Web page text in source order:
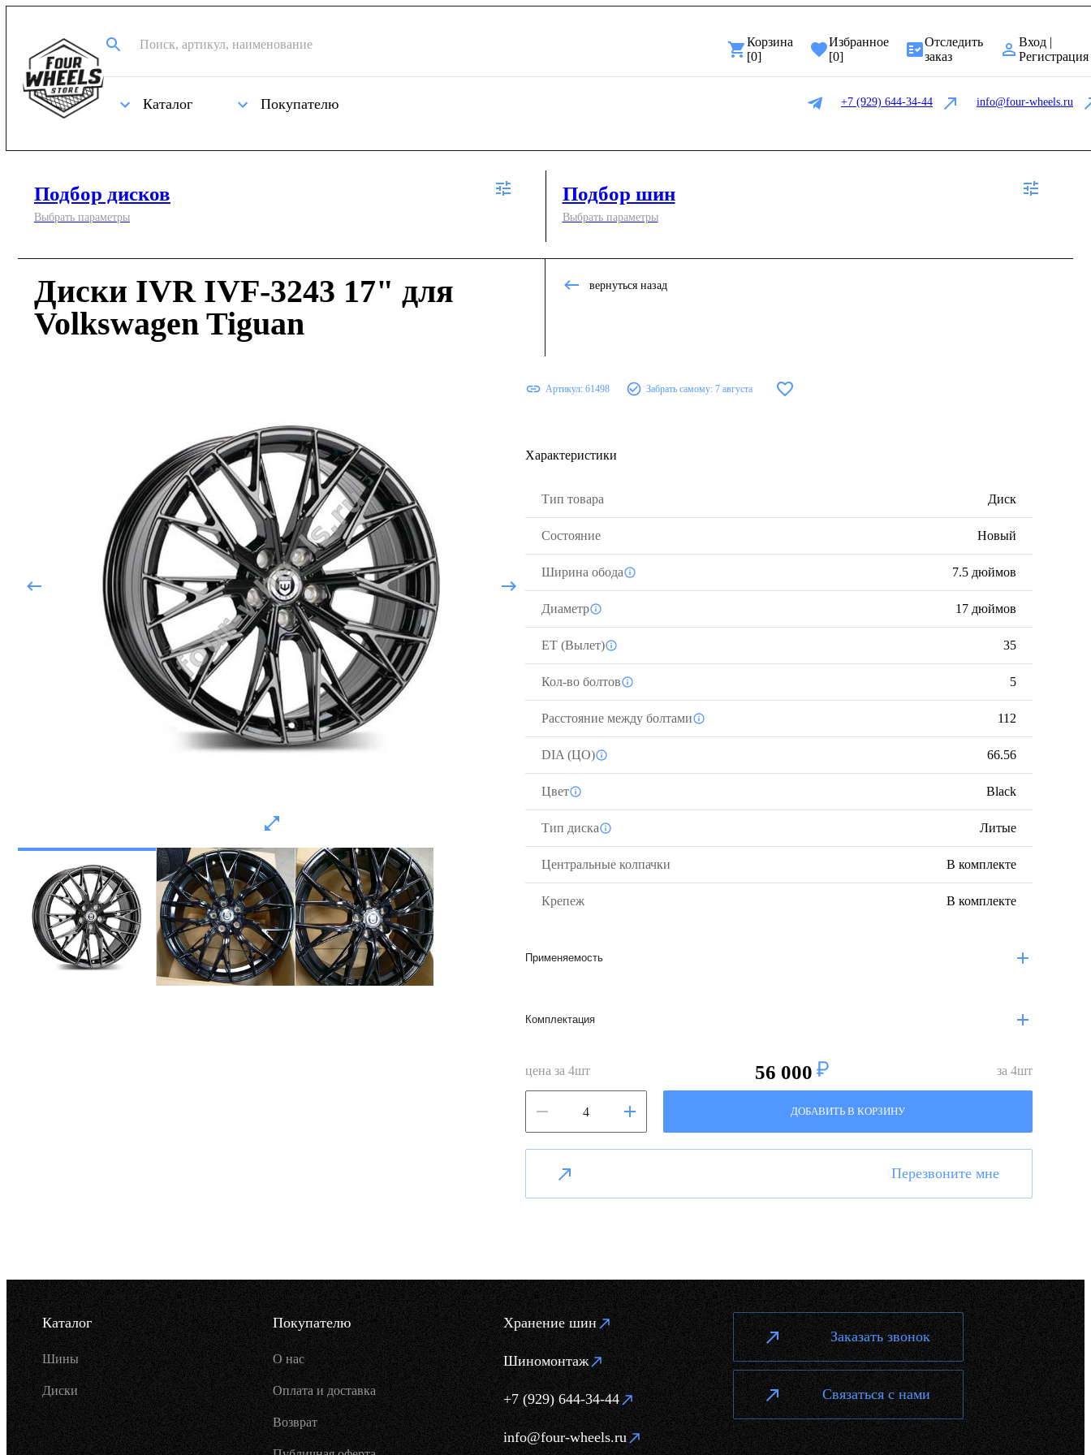
Корзина
[0]
Избранное
[0]
Отследить
заказ
Вход |
Регистрация
Каталог Покупателю +7 (929) 644-34-44 info@four-wheels.ru
Подбор дисков
Выбрать параметры
Подбор шин
Выбрать параметры
Диски IVR IVF-3243 17" для
Volkswagen Tiguan
вернуться назад
Артикул: 61498 Забрать самому: 7 августа
Характеристики
Тип товара Диск
Состояние Новый
Ширина обода 7.5 дюймов
Диаметр 17 дюймов
ЕТ (Вылет) 35
Кол-во болтов 5
Расстояние между болтами 112
DIA (ЦО) 66.56
Цвет Black
Тип диска Литые
Центральные колпачки В комплекте
Крепеж В комплекте
Применяемость
Комплектация
цена за 4шт 56 000 за 4шт
ДОБАВИТЬ В КОРЗИНУ
Перезвоните мне
Каталог
Шины
Диски
Покупателю
О нас
Оплата и доставка
Возврат
Хранение шин
Шиномонтаж
+7 (929) 644-34-44
info@four-wheels.ru
Заказать звонок
Связаться с нами